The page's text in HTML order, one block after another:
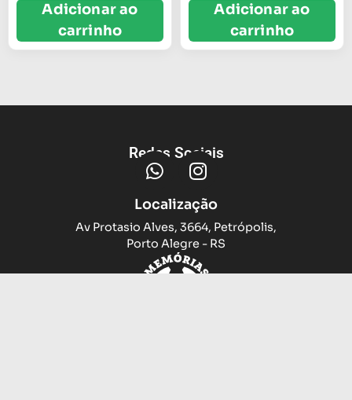
Adicionar ao
carrinho
Adicionar ao
carrinho
Redes Sociais
Localização
Av Protasio Alves, 3664, Petrópolis,
Porto Alegre - RS